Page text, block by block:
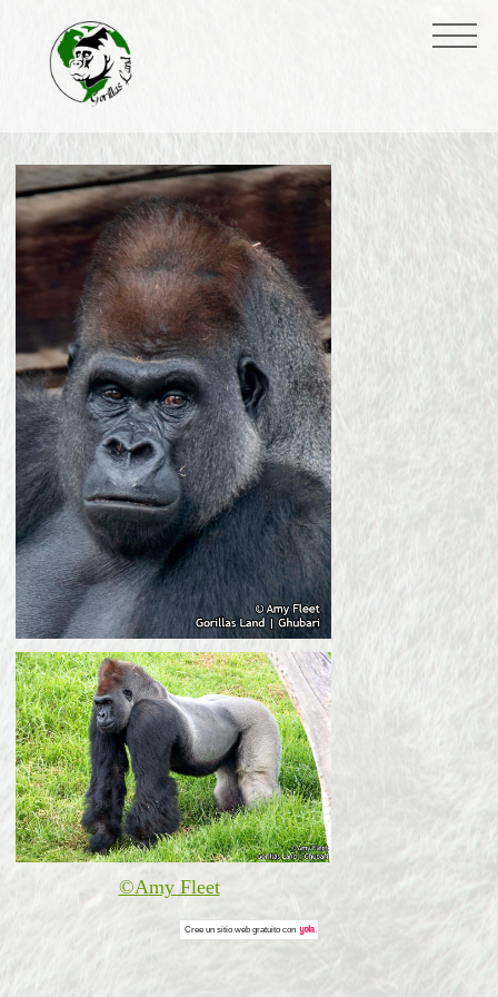
©Amy Fleet
Cree un sitio web gratuitocon